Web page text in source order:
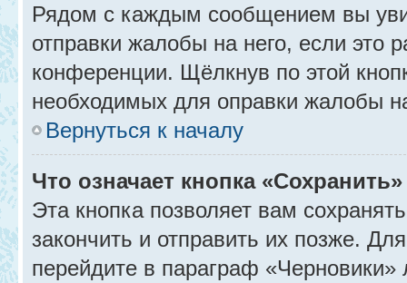
Рядом с каждым сообщением вы
отправки жалобы на него, если это
конференции. Щёлкнув по этой
необходимых для оправки жалобы
Вернуться к началу
Что означает кнопка
Эта кнопка позволяет вам
закончить и отправить их позже.
перейдите в параграф «Черновики»